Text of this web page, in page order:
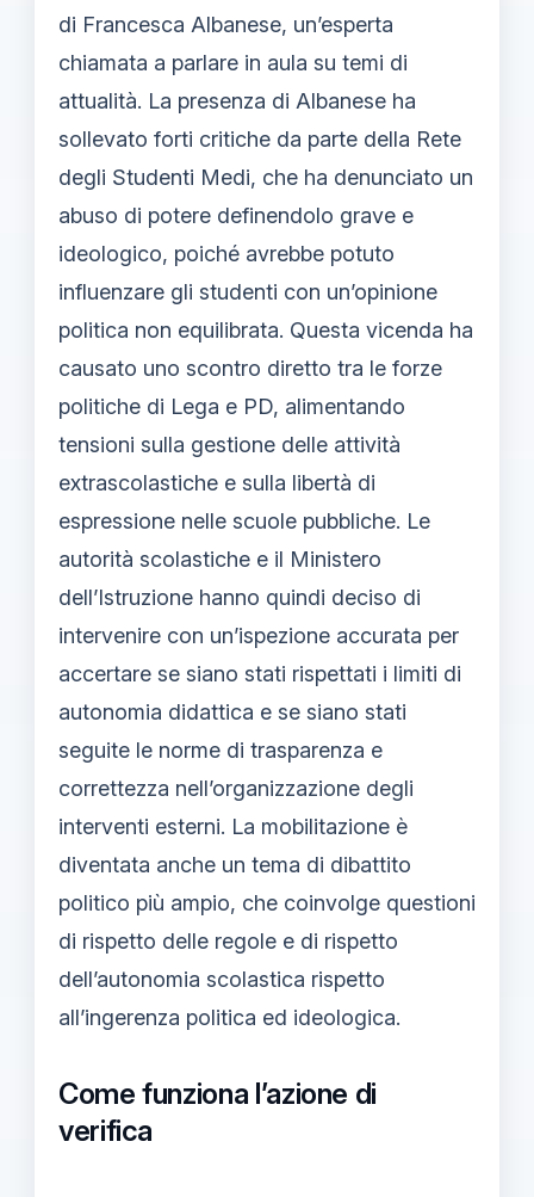
di Francesca Albanese, un’esperta
chiamata a parlare in aula su temi di
attualità. La presenza di Albanese ha
sollevato forti critiche da parte della Rete
degli Studenti Medi, che ha denunciato un
abuso di potere definendolo grave e
ideologico, poiché avrebbe potuto
influenzare gli studenti con un’opinione
politica non equilibrata. Questa vicenda ha
causato uno scontro diretto tra le forze
politiche di Lega e PD, alimentando
tensioni sulla gestione delle attività
extrascolastiche e sulla libertà di
espressione nelle scuole pubbliche. Le
autorità scolastiche e il Ministero
dell’Istruzione hanno quindi deciso di
intervenire con un’ispezione accurata per
accertare se siano stati rispettati i limiti di
autonomia didattica e se siano stati
seguite le norme di trasparenza e
correttezza nell’organizzazione degli
interventi esterni. La mobilitazione è
diventata anche un tema di dibattito
politico più ampio, che coinvolge questioni
di rispetto delle regole e di rispetto
dell’autonomia scolastica rispetto
all’ingerenza politica ed ideologica.
Come funziona l’azione di
verifica